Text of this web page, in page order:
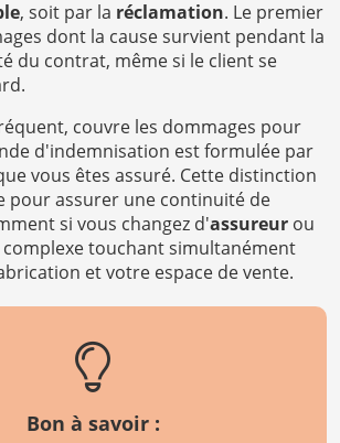
, soit par la réclamation. Le premier
dont la cause survient pendant la
du contrat, même si le client se
couvre les dommages pour
d'indemnisation est formulée par
vous êtes assuré. Cette distinction
pour assurer une continuité de
si vous changez d'assureur ou
touchant simultanément
et votre espace de vente.
Bon à savoir :